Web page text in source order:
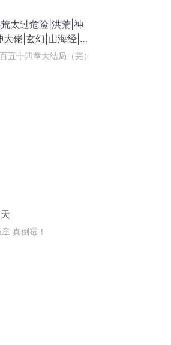
太过危险|洪荒|神
大佬|玄幻|山海经|开
五十四章大结局（完）
真倒霉！